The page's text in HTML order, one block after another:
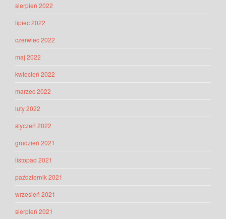
sierpień 2022
lipiec 2022
czerwiec 2022
maj 2022
kwiecień 2022
marzec 2022
luty 2022
styczeń 2022
grudzień 2021
listopad 2021
październik 2021
wrzesień 2021
sierpień 2021